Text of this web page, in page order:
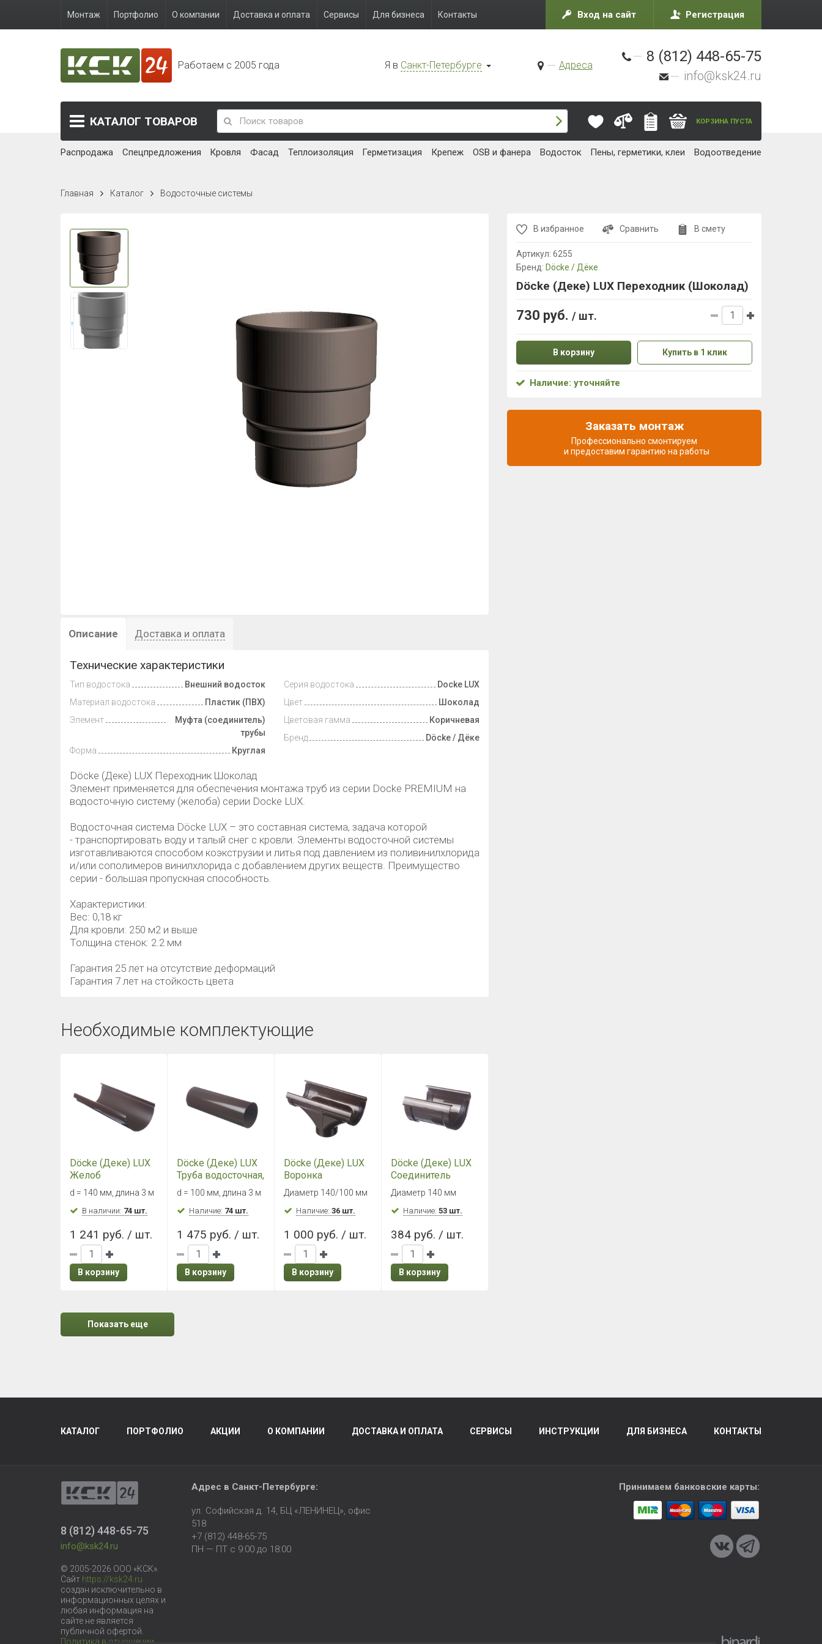
Монтаж Портфолио О компании Доставка и оплата Сервисы Для бизнеса Контакты Вход на сайт Регистрация
Работаем с 2005 года Я в Санкт-Петербурге Адреса
8 (812) 448-65-75
info@ksk24.ru
КАТАЛОГ ТОВАРОВ КОРЗИНА ПУСТА
Распродажа Спецпредложения Кровля Фасад Теплоизоляция Герметизация Крепеж OSB и фанера Водосток Пены, герметики, клеи Водоотведение
Главная Каталог Водосточные системы
Описание Доставка и оплата
Технические характеристики
Тип водостока
Внешний водосток
Материал водостока
Пластик (ПВХ)
Элемент
Муфта (соединитель)
трубы
Форма
Круглая
Серия водостока
Docke LUX
Цвет
Шоколад
Цветовая гамма
Коричневая
Бренд
Döcke / Дёке
Döcke (Деке) LUX Переходник Шоколад
Элемент применяется для обеспечения монтажа труб из серии Docke PREMIUM на
водосточную систему (желоба) серии Docke LUX.
Водосточная система Döcke LUX – это составная система, задача которой
- транспортировать воду и талый снег с кровли. Элементы водосточной системы
изготавливаются способом коэкструзии и литья под давлением из поливинилхлорида
и/или сополимеров винилхлорида с добавлением других веществ. Преимущество
серии - большая пропускная способность.
Характеристики:
Вес: 0,18 кг
Для кровли: 250 м2 и выше
Толщина стенок: 2.2 мм
Гарантия 25 лет на отсутствие деформаций
Гарантия 7 лет на стойкость цвета
Необходимые комплектующие
Döcke (Деке) LUX
Желоб
водосточный
(Шоколад)
d = 140 мм, длина 3 м
В наличии: 74 шт.
1 241 руб. / шт.
В корзину
Döcke (Деке) LUX
Труба водосточная,
3000 мм
(Шоколад)
d = 100 мм, длина 3 м
Наличие: 74 шт.
1 475 руб. / шт.
В корзину
Döcke (Деке) LUX
Воронка
(Шоколад)
Диаметр 140/100 мм
Наличие:36 шт.
1 000 руб. / шт.
В корзину
Döcke (Деке) LUX
Соединитель
желобов
(Шоколад)
Диаметр 140 мм
Наличие:53 шт.
384 руб. / шт.
В корзину
Показать еще
В избранное Сравнить В смету
Артикул: 6255
Бренд: Döcke / Дёке
Döcke (Деке) LUX Переходник (Шоколад)
730 руб. / шт.
В корзину Купить в 1 клик
Наличие: уточняйте
Заказать монтаж
Профессионально смонтируем
и предоставим гарантию на работы
КАТАЛОГ ПОРТФОЛИО АКЦИИ О КОМПАНИИ ДОСТАВКА И ОПЛАТА СЕРВИСЫ ИНСТРУКЦИИ ДЛЯ БИЗНЕСА КОНТАКТЫ
8 (812) 448-65-75
info@ksk24.ru
© 2005-2026 ООО «КСК».
Сайт https://ksk24.ru
создан исключительно в
информационных целях и
любая информация на
сайте не является
публичной офертой.
Политика в отношении
Адрес в Санкт-Петербурге:
ул. Софийская д. 14, БЦ «ЛЕНИНЕЦ», офис
518
+7 (812) 448-65-75
ПН — ПТ с 9:00 до 18:00
Принимаем банковские карты: